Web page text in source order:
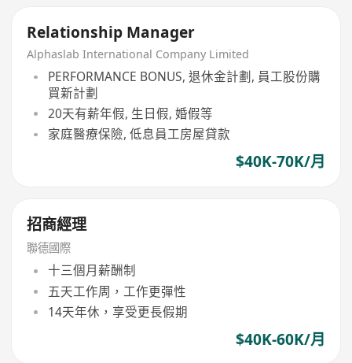
Relationship Manager
Alphaslab International Company Limited
PERFORMANCE BONUS, 退休金計劃, 員工股份購
買新計劃
20天有薪年假, 生日假, 婚假等
家庭醫療保險, 低息員工房屋貸款
$40K-70K/月
招商經理
聯德國際
十三個月薪酬制
五天工作周，工作更彈性
14天年休，享受更長假期
$40K-60K/月